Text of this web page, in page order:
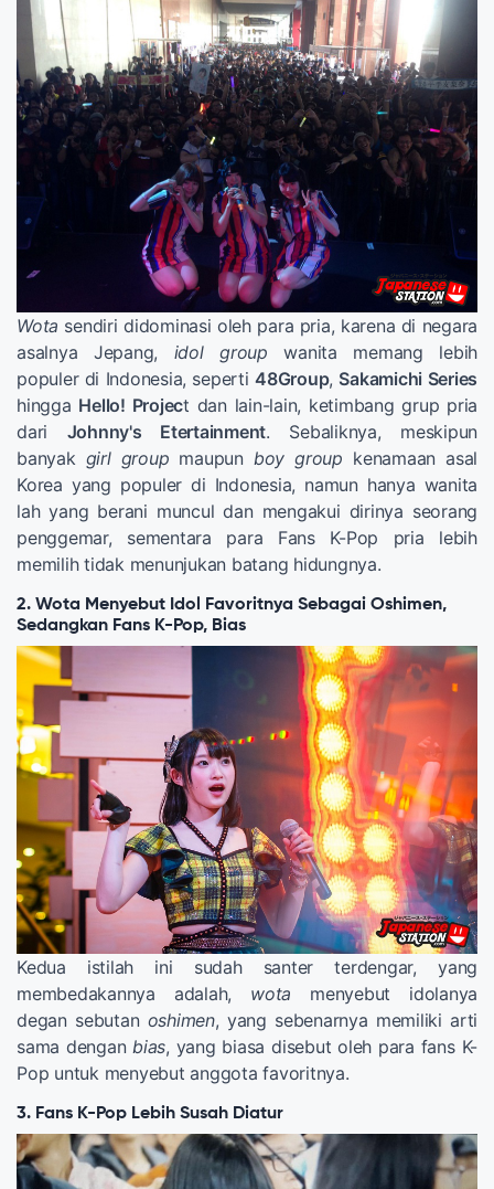
Wota sendiri didominasi oleh para pria, karena di negara
asalnya Jepang, idol group wanita memang lebih
populer di Indonesia, seperti 48Group, Sakamichi Series
hingga Hello! Project dan lain-lain, ketimbang grup pria
dari Johnny's Etertainment. Sebaliknya, meskipun
banyak girl group maupun boy group kenamaan asal
Korea yang populer di Indonesia, namun hanya wanita
lah yang berani muncul dan mengakui dirinya seorang
penggemar, sementara para Fans K-Pop pria lebih
memilih tidak menunjukan batang hidungnya.
2. Wota Menyebut Idol Favoritnya Sebagai Oshimen,
Sedangkan Fans K-Pop, Bias
Kedua istilah ini sudah santer terdengar, yang
membedakannya adalah, wota menyebut idolanya
degan sebutan oshimen, yang sebenarnya memiliki arti
sama dengan bias, yang biasa disebut oleh para fans K-
Pop untuk menyebut anggota favoritnya.
3. Fans K-Pop Lebih Susah Diatur